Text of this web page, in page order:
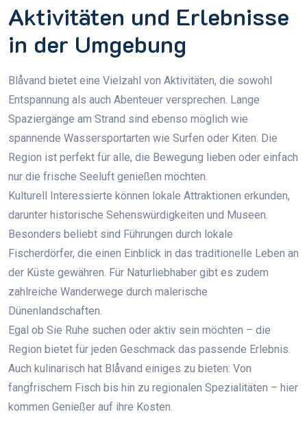
Aktivitäten und Erlebnisse
in der Umgebung
Blåvand bietet eine Vielzahl von Aktivitäten, die sowohl
Entspannung als auch Abenteuer versprechen. Lange
Spaziergänge am Strand sind ebenso möglich wie
spannende Wassersportarten wie Surfen oder Kiten. Die
Region ist perfekt für alle, die Bewegung lieben oder einfach
nur die frische Seeluft genießen möchten.
Kulturell Interessierte können lokale Attraktionen erkunden,
darunter historische Sehenswürdigkeiten und Museen.
Besonders beliebt sind Führungen durch lokale
Fischerdörfer, die einen Einblick in das traditionelle Leben an
der Küste gewähren. Für Naturliebhaber gibt es zudem
zahlreiche Wanderwege durch malerische
Dünenlandschaften.
Egal ob Sie Ruhe suchen oder aktiv sein möchten – die
Region bietet für jeden Geschmack das passende Erlebnis.
Auch kulinarisch hat Blåvand einiges zu bieten: Von
fangfrischem Fisch bis hin zu regionalen Spezialitäten – hier
kommen Genießer auf ihre Kosten.